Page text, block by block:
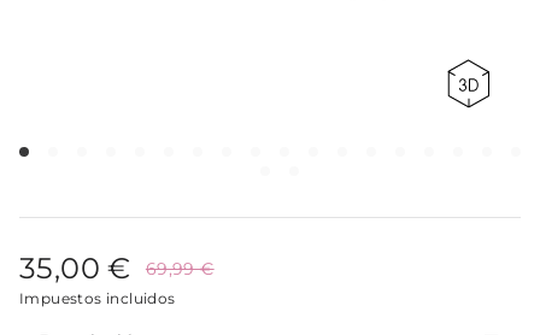
35,00 € 69,99 €
Impuestos incluidos